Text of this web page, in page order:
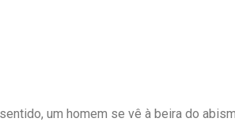
um homem se vê à beira do